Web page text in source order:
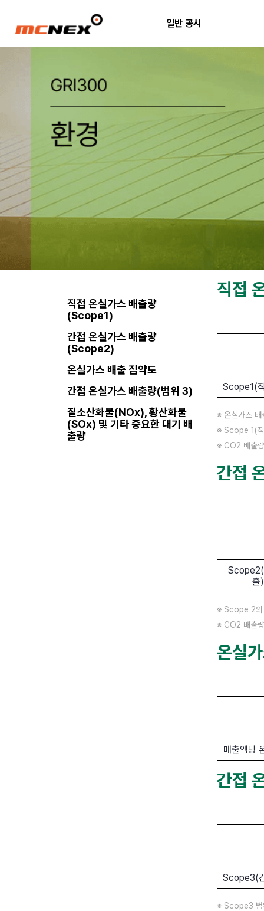
일반 공시
직접 온실가스 배출량
(Scope1)
간접 온실가스 배출량
(Scope2)
온실가스 배출 집약도
간접 온실가스 배출량(범위 3)
질소산화물(NOx), 황산화물
(SOx) 및 기타 중요한 대기 배
출량
직접
Scope1(
※ 온실가스
※ Scope 1(직
※ CO2 배출
간접
Scope2(
출)
※ Scope 2의
※ CO2 배출
온실
매출액당
간접
Scope3(
※ Scope3 범